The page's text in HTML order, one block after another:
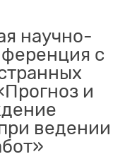
научно-
с
и
ведении